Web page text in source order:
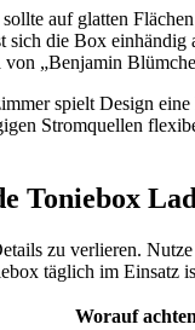
sollte auf glatten
die Box
„Benjamin
spielt Design
Stromquellen
Toniebox
zu verlieren.
täglich im Einsatz
Worauf